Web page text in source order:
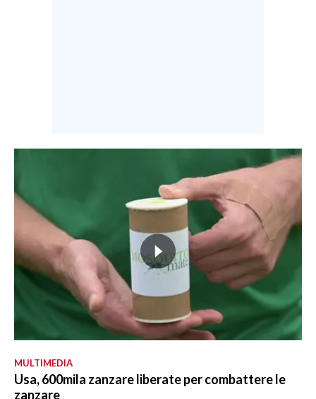
MULTIMEDIA
Usa, 600mila zanzare liberate per combattere le
zanzare